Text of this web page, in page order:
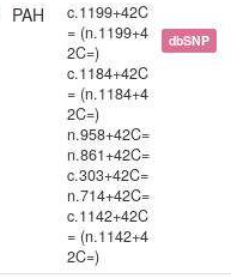
PAH
c.1199+42C
= (n.1199+4
2C=)
c.1184+42C
= (n.1184+4
2C=)
n.958+42C=
n.861+42C=
c.303+42C=
n.714+42C=
c.1142+42C
= (n.1142+4
2C=)
dbSNP